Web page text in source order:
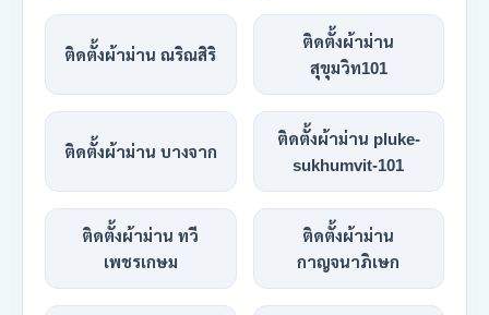
ติดตั้งผ้าม่าน ณริณสิริ
ติดตั้งผ้าม่าน
สุขุมวิท101
ติดตั้งผ้าม่าน บางจาก
ติดตั้งผ้าม่าน pluke-
sukhumvit-101
ติดตั้งผ้าม่าน ทวี
เพชรเกษม
ติดตั้งผ้าม่าน
กาญจนาภิเษก